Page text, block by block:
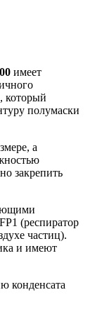
имеет
который
полумаски
а
закрепить
(респиратор
частиц).
и имеют
конденсата